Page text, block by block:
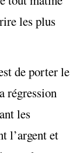
les plus
de porter le
régression
les
l’argent et